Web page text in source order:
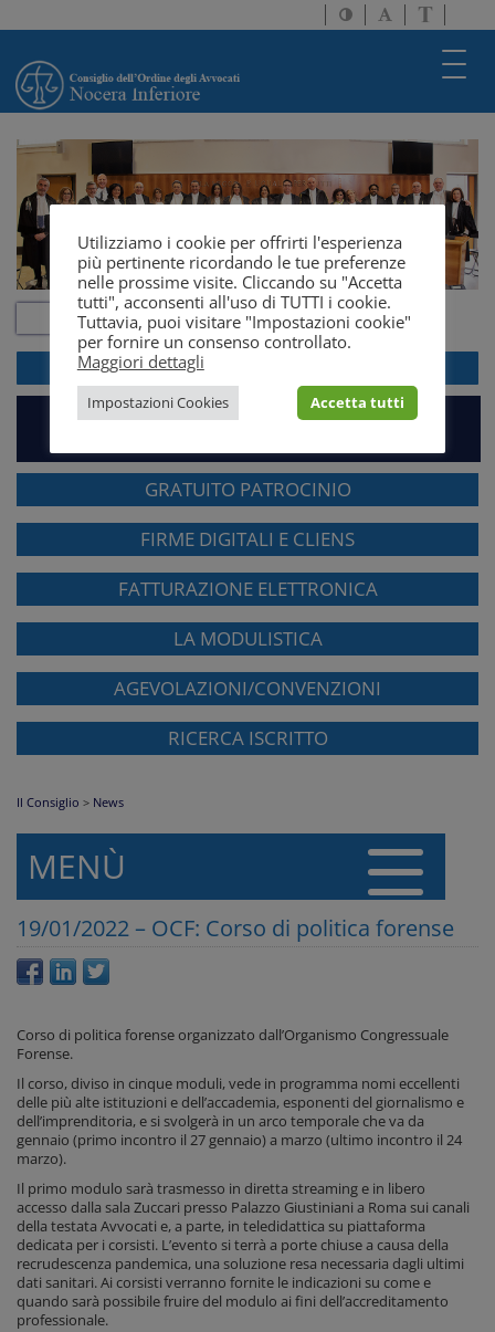
Attiva/disattiva
alto
Attiva/
dimensione
a
solo
ACCEDI ALLA
GRATUITO PATROCINIO
FIRME DIGITALI E CLIENS
FATTURAZIONE ELETTRONICA
LA MODULISTICA
AGEVOLAZIONI/CONVENZIONI
RICERCA ISCRITTO
Il Consiglio > News
MENÙ
19/01/2022 – OCF: Corso di politica forense
Corso di politica forense organizzato dall’Organismo Congressuale
Forense.
Il corso, diviso in cinque moduli, vede in programma nomi eccellenti
delle più alte istituzioni e dell’accademia, esponenti del giornalismo e
dell’imprenditoria, e si svolgerà in un arco temporale che va da
gennaio (primo incontro il 27 gennaio) a marzo (ultimo incontro il 24
marzo).
Il primo modulo sarà trasmesso in diretta streaming e in libero
accesso dalla sala Zuccari presso Palazzo Giustiniani a Roma sui canali
della testata Avvocati e, a parte, in teledidattica su piattaforma
dedicata per i corsisti. L’evento si terrà a porte chiuse a causa della
recrudescenza pandemica, una soluzione resa necessaria dagli ultimi
dati sanitari. Ai corsisti verranno fornite le indicazioni su come e
quando sarà possibile fruire del modulo ai fini dell’accreditamento
professionale.
Utilizziamo i cookie per offrirti l'esperienza
più pertinente ricordando le tue preferenze
nelle prossime visite. Cliccando su "Accetta
tutti", acconsenti all'uso di TUTTI i cookie.
Tuttavia, puoi visitare "Impostazioni cookie"
per fornire un consenso controllato.
Maggiori dettagli
Impostazioni Cookies Accetta tutti